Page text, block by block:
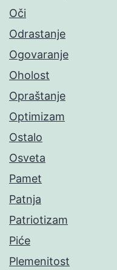
Oči
Odrastanje
Ogovaranje
Oholost
Opraštanje
Optimizam
Ostalo
Osveta
Pamet
Patnja
Patriotizam
Piće
Plemenitost